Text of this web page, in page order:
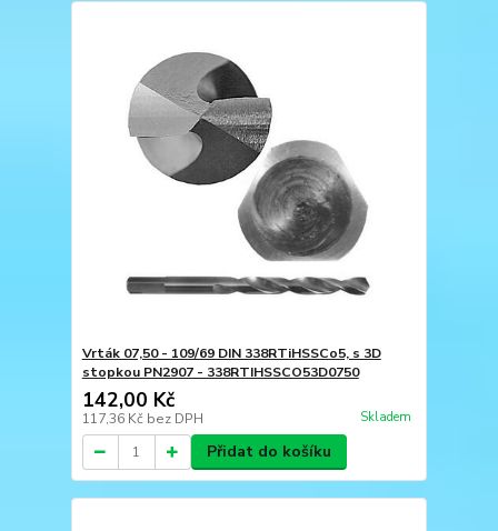
Vrták 07,50 - 109/69 DIN 338RTiHSSCo5, s 3D
stopkou PN2907 - 338RTIHSSCO53D0750
142,00 Kč
117,36 Kč bez DPH Skladem
Přidat do košíku